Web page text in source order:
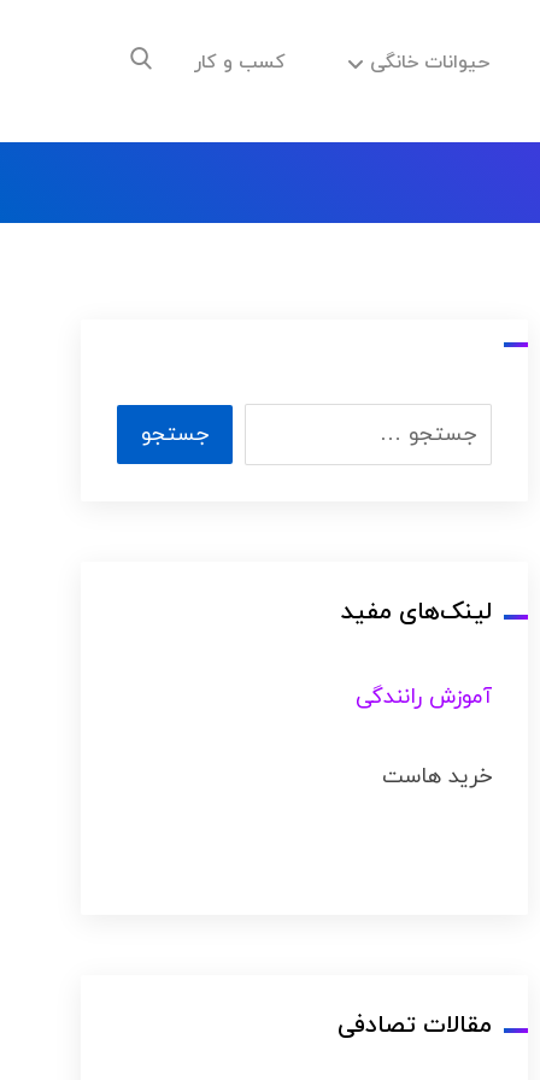
حیوانات خانگی کسب و کار
لینک‌های مفید
آموزش رانندگی
خرید هاست
مقالات تصادفی